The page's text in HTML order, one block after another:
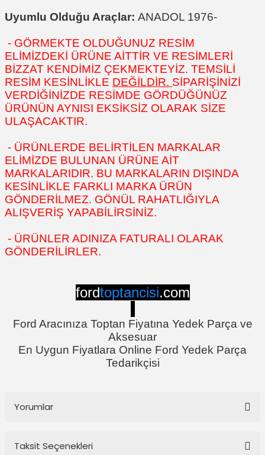
Uyumlu Olduğu Araçlar: ANADOL 1976-
- GÖRMEKTE OLDUĞUNUZ RESİM
ELİMİZDEKİ ÜRÜNE AİTTİR VE RESİMLERİ
BİZZAT KENDİMİZ ÇEKMEKTEYİZ. TEMSİLİ
RESİM KESİNLİKLE DEĞİLDİR. SİPARİŞİNİZİ
VERDİĞİNİZDE RESİMDE GÖRDÜĞÜNÜZ
ÜRÜNÜN AYNISI EKSİKSİZ OLARAK SİZE
ULAŞACAKTIR.
- ÜRÜNLERDE BELİRTİLEN MARKALAR
ELİMİZDE BULUNAN ÜRÜNE AİT
MARKALARIDIR. BU MARKALARIN DIŞINDA
KESİNLİKLE FARKLI MARKA ÜRÜN
GÖNDERİLMEZ. GÖNÜL RAHATLIĞIYLA
ALIŞVERİŞ YAPABİLİRSİNİZ.
- ÜRÜNLER ADINIZA FATURALI OLARAK
GÖNDERİLİRLER.
fordtoptancisi.com
Ford Aracınıza Toptan Fiyatına Yedek Parça ve
Aksesuar
En Uygun Fiyatlara Online Ford Yedek Parça
Tedarikçisi
Yorumlar
Taksit Seçenekleri